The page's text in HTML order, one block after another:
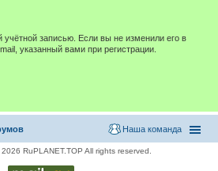
записью. Если вы не изменили его в
указанный вами при регистрации.
Наша команда
RuPLANET.TOP All rights reserved.